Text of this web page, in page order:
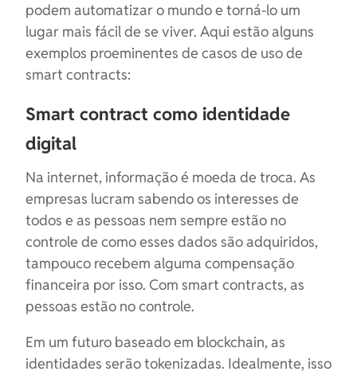
podem automatizar o mundo e torná-lo um
lugar mais fácil de se viver. Aqui estão alguns
exemplos proeminentes de casos de uso de
smart contracts:
Smart contract como identidade
digital
Na internet, informação é moeda de troca. As
empresas lucram sabendo os interesses de
todos e as pessoas nem sempre estão no
controle de como esses dados são adquiridos,
tampouco recebem alguma compensação
financeira por isso. Com smart contracts, as
pessoas estão no controle.
Em um futuro baseado em blockchain, as
identidades serão tokenizadas. Idealmente, isso